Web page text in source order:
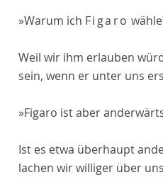
»Warum ich Figaro
Weil wir ihm erlauben
sein, wenn er unter uns
»Figaro ist aber
Ist es etwa überhaupt
lachen wir williger über